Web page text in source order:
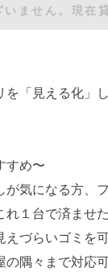
ません。現在
を「見える化」
すめ〜
が気になる方、
１台で済ませ
えづらいゴミを
隅々まで対応可